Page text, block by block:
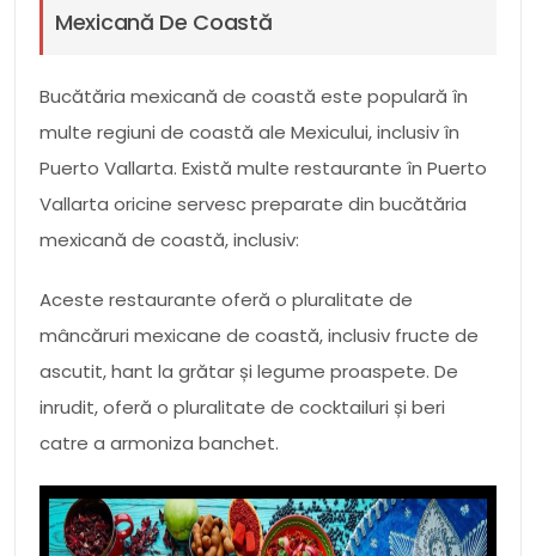
Mexicană De Coastă
Bucătăria mexicană de coastă este populară în
multe regiuni de coastă ale Mexicului, inclusiv în
Puerto Vallarta. Există multe restaurante în Puerto
Vallarta oricine servesc preparate din bucătăria
mexicană de coastă, inclusiv:
Aceste restaurante oferă o pluralitate de
mâncăruri mexicane de coastă, inclusiv fructe de
ascutit, hant la grătar și legume proaspete. De
inrudit, oferă o pluralitate de cocktailuri și beri
catre a armoniza banchet.